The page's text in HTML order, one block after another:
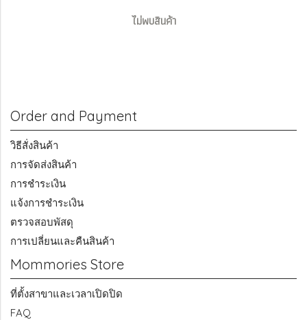
ไม่พบสินค้า
Order and Payment
วิธีสั่งสินค้า
การจัดส่งสินค้า
การชำระเงิน
แจ้งการชำระเงิน
ตรวจสอบพัสดุ
การเปลี่ยนและคืนสินค้า
Mommories Store
ที่ตั้งสาขาและเวลาเปิดปิด
FAQ